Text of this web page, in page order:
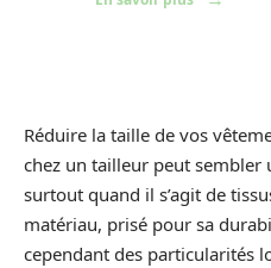
Réduire la taille de vos
chez un tailleur peut sembler
surtout quand il s’agit de
matériau, prisé pour sa
cependant des particularités